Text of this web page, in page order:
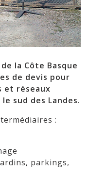
la Côte Basque
de devis pour
et réseaux
sud des Landes.
:
parkings,